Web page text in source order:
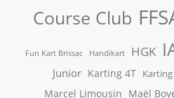
Course Club
Fun Kart Brissac Handikart HGK
Junior Karting 4T
Marcel Limousin Maël